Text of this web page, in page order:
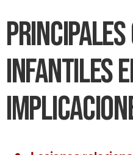
Principales
infantiles